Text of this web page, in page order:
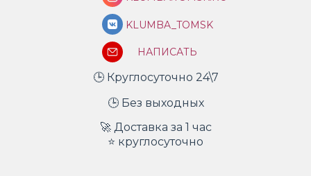
KLUMBA_TOMSK
НАПИСАТЬ
🕒 Круглосуточно 24\7
🕒 Без выходных
🚀 Доставка за 1 час
⭐ круглосуточно